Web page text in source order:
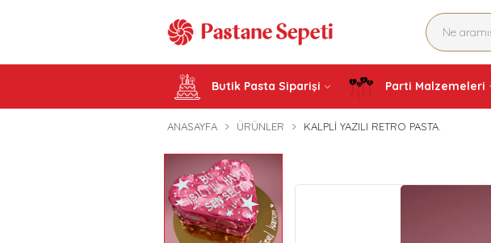
Butik Pasta Siparişi Parti Malzemeleri
ANASAYFA ÜRÜNLER KALPLI YAZILI RETRO PASTA.